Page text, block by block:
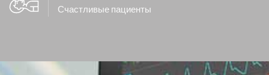
Счастливые пациенты